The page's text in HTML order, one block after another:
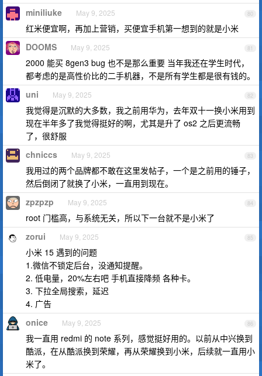
80
miniliuke May 9, 2025
红米便宜啊，再加上营销，买便宜手机第一想到的就是小米
81
DOOMS May 9, 2025
2000 能买 8gen3 bug 也不是那么重要 当年我还在学生时代，
都考虑的是高性价比的二手机器，不是所有学生都是很有钱的。
82
uni May 9, 2025
我觉得是沉默的大多数，我之前用华为，去年双十一换小米用到
现在半年多了我觉得挺好的啊，尤其是升了 os2 之后更流畅
了，很舒服
83
chniccs May 9, 2025
我用过的两个品牌都不敢在这里发帖子，一个是之前用的锤子，
然后倒闭了就换了小米，一直用到现在。
84
zpzpzp May 9, 2025
root 门槛高，与系统无关，所以下一台就不是小米了
85
zorui May 9, 2025
小米 15 遇到的问题
1.微信不锁定后台，没通知提醒。
2. 低电量，20%左右吧 手机直接降频 各种卡。
3. 下拉全局搜索，延迟
4. 广告
86
onice May 9, 2025
我一直用 redmi 的 note 系列，感觉挺好用的。以前从中兴换到
酷派，在从酷派换到荣耀，再从荣耀换到小米，后续就一直用小
米了。